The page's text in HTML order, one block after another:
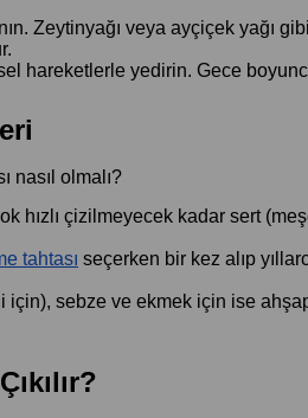
Zeytinyağı veya ayçiçek yağı
hareketlerle yedirin. Gece
nasıl olmalı?
hızlı çizilmeyecek kadar sert
tahtası seçerken bir kez alıp
için), sebze ve ekmek için ise